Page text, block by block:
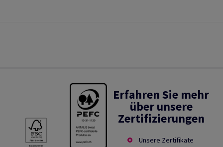
Erfahren Sie mehr
über unsere
Zertifizierungen
Unsere Zertifikate